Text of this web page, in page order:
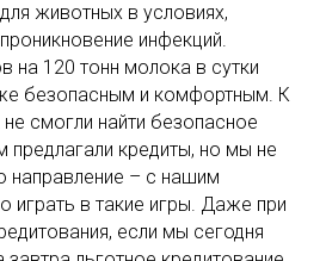
животных в условиях,
инфекций.
на 120 тонн молока в сутки
безопасным и комфортным. К
смогли найти безопасное
предлагали кредиты, но мы не
направление – с нашим
играть в такие игры. Даже при
если мы сегодня